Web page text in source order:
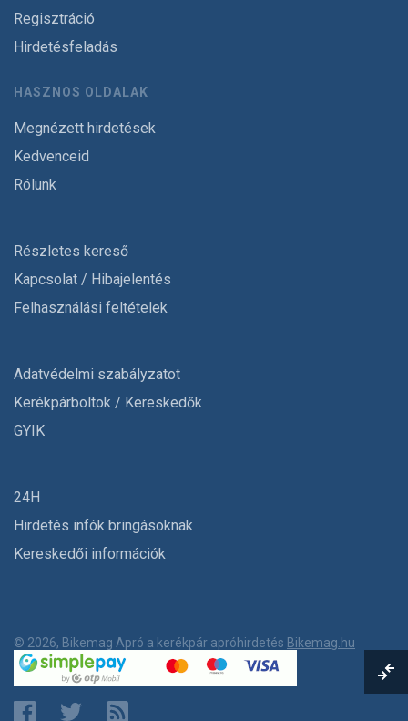
Regisztráció
Hirdetésfeladás
HASZNOS OLDALAK
Megnézett hirdetések
Kedvenceid
Rólunk
Részletes kereső
Kapcsolat / Hibajelentés
Felhasználási feltételek
Adatvédelmi szabályzatot
Kerékpárboltok / Kereskedők
GYIK
24H
Hirdetés infók bringásoknak
Kereskedői információk
© 2026, Bikemag Apró a kerékpár apróhirdetés Bikemag.hu